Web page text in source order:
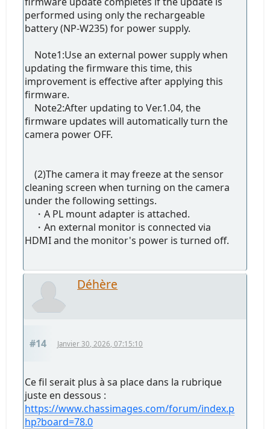
performed using only the rechargeable
battery (NP-W235) for power supply.
Note1:Use an external power supply when
updating the firmware this time, this
improvement is effective after applying this
firmware.
Note2:After updating to Ver.1.04, the
firmware updates will automatically turn the
camera power OFF.
(2)The camera it may freeze at the sensor
cleaning screen when turning on the camera
under the following settings.
・A PL mount adapter is attached.
・An external monitor is connected via
HDMI and the monitor's power is turned off.
Déhère
#14 Janvier 30, 2026, 07:15:10
Ce fil serait plus à sa place dans la rubrique
juste en dessous :
https://www.chassimages.com/forum/index.p
hp?board=78.0